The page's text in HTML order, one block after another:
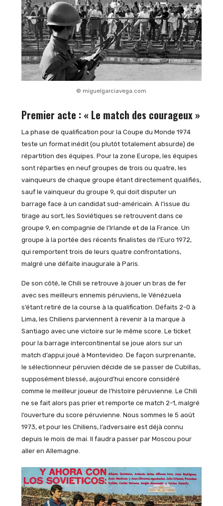
© miguelgarciavega.com
Premier acte : « Le match des courageux »
La phase de qualification pour la Coupe du Monde 1974
teste un format inédit (ou plutôt totalement absurde) de
répartition des équipes. Pour la zone Europe, les équipes
sont réparties en neuf groupes de trois ou quatre, les
vainqueurs de chaque groupe étant directement qualifiés,
sauf le vainqueur du groupe 9, qui doit disputer un
barrage face à un candidat sud-américain. A l’issue du
tirage au sort, les Soviétiques se retrouvent dans ce
groupe 9, en compagnie de l’Irlande et de la France. Un
groupe à la portée des récents finalistes de l’Euro 1972,
qui remportent trois de leurs quatre confrontations,
malgré une défaite inaugurale à Paris.
De son côté, le Chili se retrouve à jouer un bras de fer
avec ses meilleurs ennemis péruviens, le Vénézuela
s’étant retiré de la course à la qualification. Défaits 2-0 à
Lima, les Chiliens parviennent à revenir à la marque à
Santiago avec une victoire sur le même score. Le ticket
pour la barrage intercontinental se joue alors sur un
match d’appui joué à Montevideo. De façon surprenante,
le sélectionneur péruvien décide de se passer de Cubillas,
supposément blessé, aujourd’hui encore considéré
comme le meilleur joueur de l’histoire péruvienne. Le Chili
ne se fait alors pas prier et remporte ce match 2-1, malgré
l’ouverture du score péruvienne. Nous sommes le 5 août
1973, et pour les Chiliens, l’adversaire est déjà connu
depuis le mois de mai. Il faudra passer par Moscou pour
aller en Allemagne.